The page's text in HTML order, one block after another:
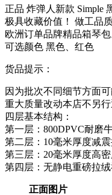
正品 炸弹人新款 Simple
极具收藏价值！ 做工品
欧洲订单品牌精品箱琴包
可选颜色 黑色、红色
货品提示：
因为批次不同细节方面
重大质量改动本店不另行
四层基本结构：
第一层：800DPVC耐磨
第二层：10毫米厚度减
第三层：20毫米厚度高
第四层：无静电重磅拉绒
正面图片